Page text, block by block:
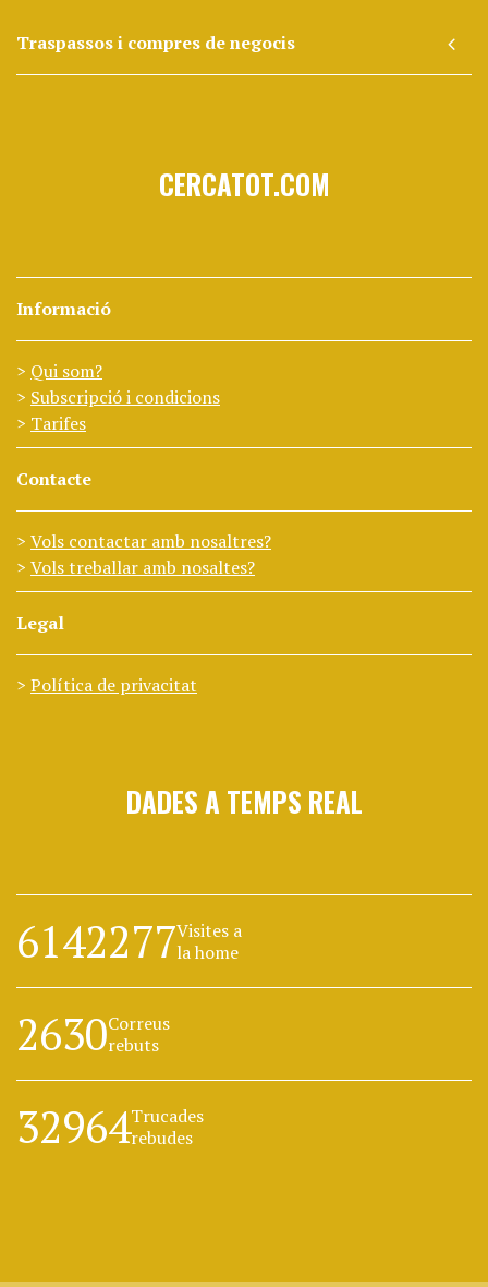
Traspassos i compres de negocis
CERCATOT.COM
Informació
Qui som?
Subscripció i condicions
Tarifes
Contacte
Vols contactar amb nosaltres?
Vols treballar amb nosaltes?
Legal
Política de privacitat
DADES A TEMPS REAL
6142277Visites a
la home
2630Correus
rebuts
32964Trucades
rebudes